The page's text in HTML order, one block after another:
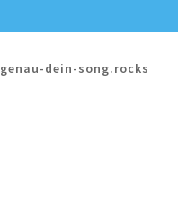
genau-dein-song.rocks